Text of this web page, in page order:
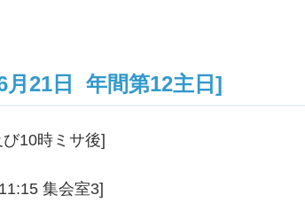
月21日 年間第12主日]
10時ミサ後]
集会室3]